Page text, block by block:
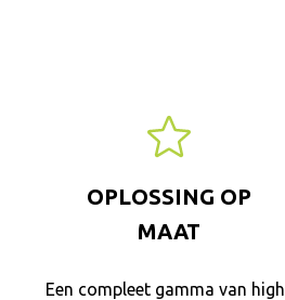
OPLOSSING OP
MAAT
Een compleet gamma van